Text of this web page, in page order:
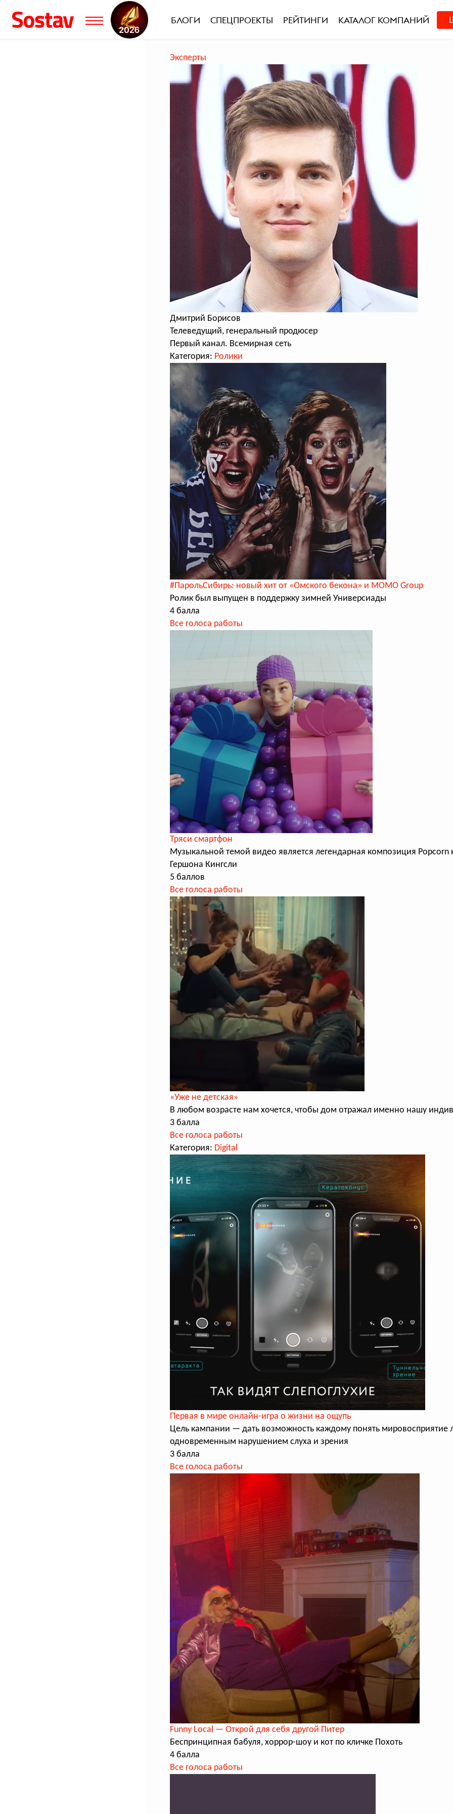
БЛОГИ СПЕЦПРОЕКТЫ РЕЙТИНГИ КАТАЛОГ КОМПАНИЙ
Эксперты
Дмитрий Борисов
Телеведущий, генеральный продюсер
Первый канал. Всемирная сеть
Категория: Ролики
#ПарольСибирь: новый хит от «Омского бекона» и MOMO Group
Ролик был выпущен в поддержку зимней Универсиады
4 балла
Все голоса работы
Тряси смартфон
Музыкальной темой видео является легендарная композиция Popcorn
Гершона Кингсли
5 баллов
Все голоса работы
«Уже не детская»
В любом возрасте нам хочется, чтобы дом отражал именно нашу
3 балла
Все голоса работы
Категория: Digital
Первая в мире онлайн-игра о жизни на ощупь
Цель кампании — дать возможность каждому понять мировосприятие
одновременным нарушением слуха и зрения
3 балла
Все голоса работы
Funny Local — Открой для себя другой Питер
Беспринципная бабуля, хоррор-шоу и кот по кличке Похоть
4 балла
Все голоса работы